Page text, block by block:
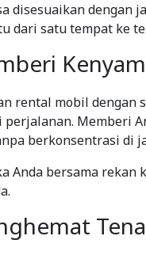
disesuaikan dengan
dari satu tempat ke
rental mobil dengan
perjalanan. Memberi
berkonsentrasi di
Anda bersama